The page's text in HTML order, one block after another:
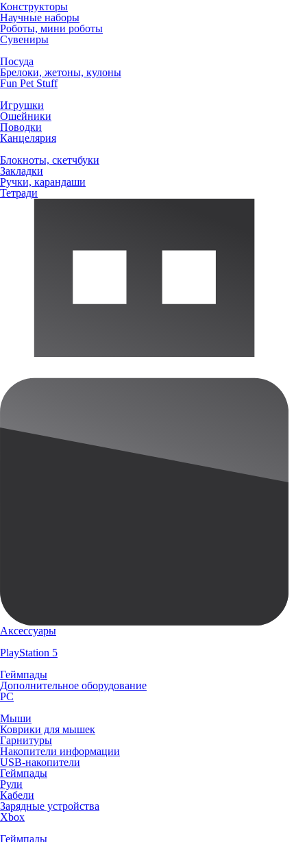
Конструкторы
Научные наборы
Роботы, мини роботы
Сувениры
Посуда
Брелоки, жетоны, кулоны
Fun Pet Stuff
Игрушки
Ошейники
Поводки
Канцелярия
Блокноты, скетчбуки
Закладки
Ручки, карандаши
Тетради
Аксессуары
PlayStation 5
Геймпады
Дополнительное оборудование
PC
Мыши
Коврики для мышек
Гарнитуры
Накопители информации
USB-накопители
Геймпады
Рули
Кабели
Зарядные устройства
Xbox
Геймпады